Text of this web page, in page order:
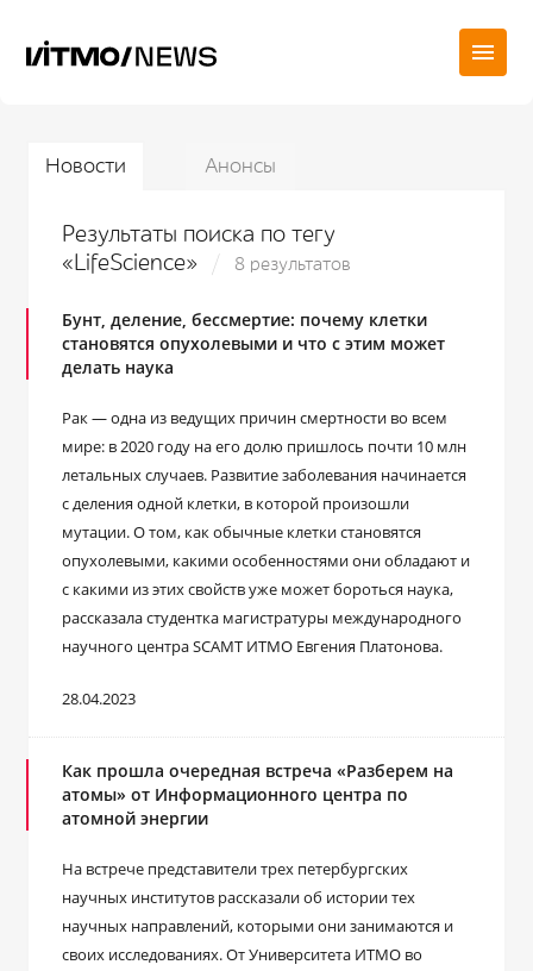
Новости Анонсы
Результаты поиска по тегу
«LifeScience»
8 результатов
Бунт, деление, бессмертие: почему клетки
становятся опухолевыми и что с этим может
делать наука
Рак — одна из ведущих причин смертности во всем
мире: в 2020 году на его долю пришлось почти 10 млн
летальных случаев. Развитие заболевания начинается
с деления одной клетки, в которой произошли
мутации. О том, как обычные клетки становятся
опухолевыми, какими особенностями они обладают и
с какими из этих свойств уже может бороться наука,
рассказала студентка магистратуры международного
научного центра SCAMT ИТМО Евгения Платонова.
28.04.2023
Как прошла очередная встреча «Разберем на
атомы» от Информационного центра по
атомной энергии
На встрече представители трех петербургских
научных институтов рассказали об истории тех
научных направлений, которыми они занимаются и
своих исследованиях. От Университета ИТМО во